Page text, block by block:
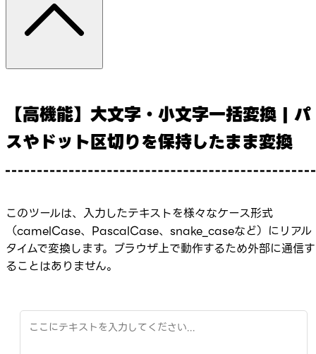
【高機能】大文字・小文字一括変換 | パ
スやドット区切りを保持したまま変換
このツールは、入力したテキストを様々なケース形式
（camelCase、PascalCase、snake_caseなど）にリアル
タイムで変換します。ブラウザ上で動作するため外部に通信す
ることはありません。